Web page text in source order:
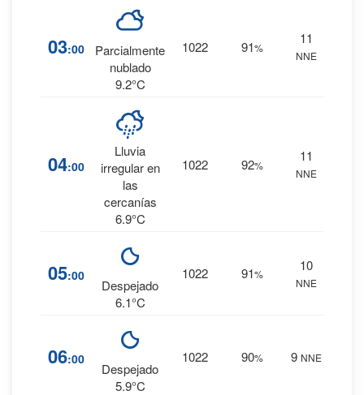
03:00
Parcialmente
nublado
9.2°C
1022 91%
11
NNE
04:00
Lluvia
irregular en
las
cercanías
6.9°C
1022 92%
11
NNE
05:00
Despejado
6.1°C
1022 91%
10
NNE
06:00
Despejado
5.9°C
1022 90% 9 NNE